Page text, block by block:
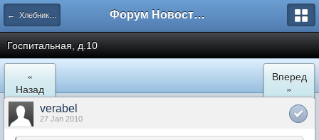
← Хлебниково Форум Новостройки
Госпитальная, д.10
«
Назад
Вперед
»
verabel
27 Jan 2010